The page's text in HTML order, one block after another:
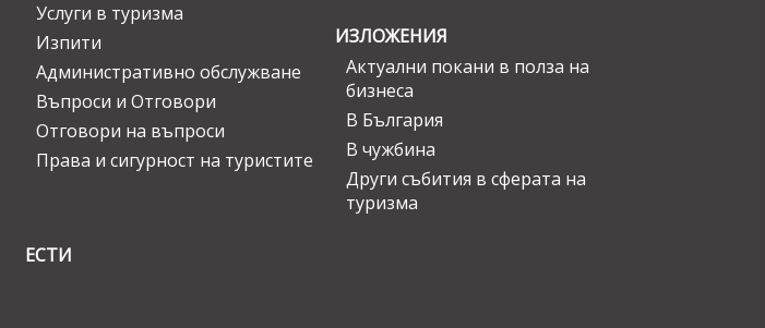
Услуги в туризма
Изпити
Административно обслужване
Въпроси и Отговори
Отговори на въпроси
Права и сигурност на туристите
ИЗЛОЖЕНИЯ
Актуални покани в полза на
бизнеса
В България
В чужбина
Други събития в сферата на
туризма
ЕСТИ